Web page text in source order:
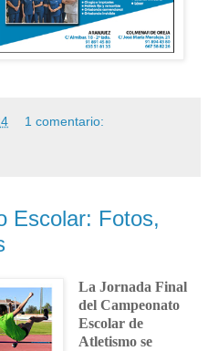
1 comentario:
Escolar: Fotos,
La Jornada Final
del Campeonato
Escolar de
Atletismo se